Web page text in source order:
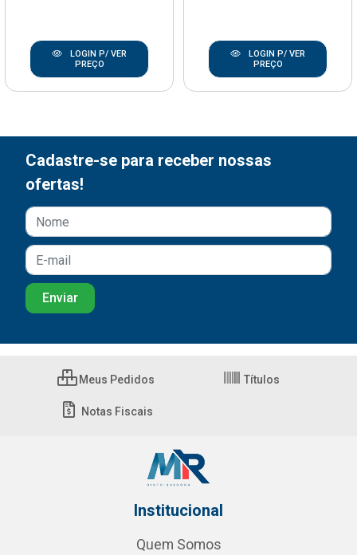
LOGIN P/ VER
PREÇO
LOGIN P/ VER
PREÇO
Cadastre-se para receber nossas
ofertas!
Meus Pedidos Títulos
Notas Fiscais
Institucional
Quem Somos